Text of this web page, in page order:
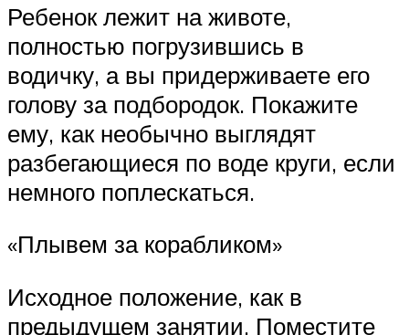
Ребенок лежит на животе,
полностью погрузившись в
водичку, а вы придерживаете его
голову за подбородок. Покажите
ему, как необычно выглядят
разбегающиеся по воде круги, если
немного поплескаться.
«Плывем за корабликом»
Исходное положение, как в
предыдущем занятии. Поместите